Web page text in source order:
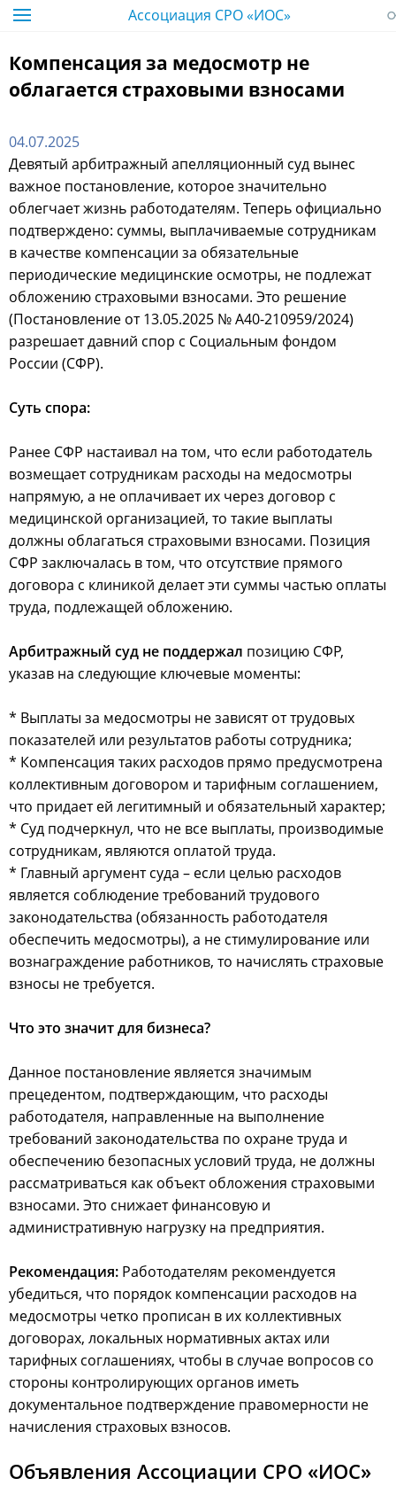
Ассоциация СРО «ИОС»
Компенсация за медосмотр не
облагается страховыми взносами
04.07.2025
Девятый арбитражный апелляционный суд вынес
важное постановление, которое значительно
облегчает жизнь работодателям. Теперь официально
подтверждено: суммы, выплачиваемые сотрудникам
в качестве компенсации за обязательные
периодические медицинские осмотры, не подлежат
обложению страховыми взносами. Это решение
(Постановление от 13.05.2025 № А40-210959/2024)
разрешает давний спор с Социальным фондом
России (СФР).
Суть спора:
Ранее СФР настаивал на том, что если работодатель
возмещает сотрудникам расходы на медосмотры
напрямую, а не оплачивает их через договор с
медицинской организацией, то такие выплаты
должны облагаться страховыми взносами. Позиция
СФР заключалась в том, что отсутствие прямого
договора с клиникой делает эти суммы частью оплаты
труда, подлежащей обложению.
Арбитражный суд не поддержал позицию СФР,
указав на следующие ключевые моменты:
* Выплаты за медосмотры не зависят от трудовых
показателей или результатов работы сотрудника;
* Компенсация таких расходов прямо предусмотрена
коллективным договором и тарифным соглашением,
что придает ей легитимный и обязательный характер;
* Суд подчеркнул, что не все выплаты, производимые
сотрудникам, являются оплатой труда.
* Главный аргумент суда – если целью расходов
является соблюдение требований трудового
законодательства (обязанность работодателя
обеспечить медосмотры), а не стимулирование или
вознаграждение работников, то начислять страховые
взносы не требуется.
Что это значит для бизнеса?
Данное постановление является значимым
прецедентом, подтверждающим, что расходы
работодателя, направленные на выполнение
требований законодательства по охране труда и
обеспечению безопасных условий труда, не должны
рассматриваться как объект обложения страховыми
взносами. Это снижает финансовую и
административную нагрузку на предприятия.
Рекомендация: Работодателям рекомендуется
убедиться, что порядок компенсации расходов на
медосмотры четко прописан в их коллективных
договорах, локальных нормативных актах или
тарифных соглашениях, чтобы в случае вопросов со
стороны контролирующих органов иметь
документальное подтверждение правомерности не
начисления страховых взносов.
Объявления Ассоциации СРО «ИОС»